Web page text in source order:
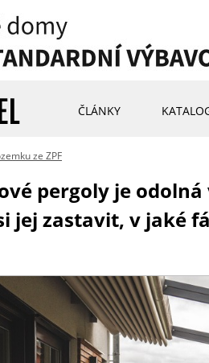
ČLÁNKY
ze ZPF
pergoly je
jej zastavit, v jaké